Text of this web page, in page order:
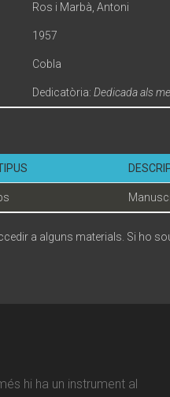
Ros i Marbà, Antoni
1957
Cobla
Dedicatòria: Dedicada als
a alguns materials. Si ho
hi ha un instrument al